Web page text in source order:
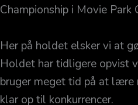
Championship i Movie Park
Her på holdet elsker vi at
Holdet har tidligere opvist
bruger meget tid på at
klar op til konkurrencer.